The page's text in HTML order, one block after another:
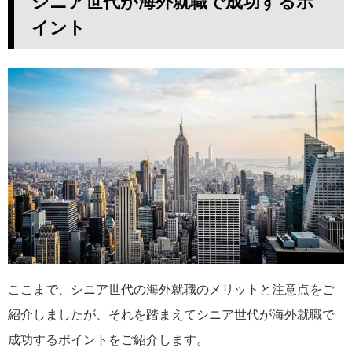
イント
ここまで、シニア世代の海外就職のメリットと注意点をご
紹介しましたが、それを踏まえてシニア世代が海外就職で
成功するポイントをご紹介します。